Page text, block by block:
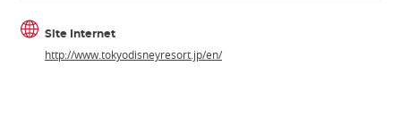
Site Internet
http://www.tokyodisneyresort.jp/en/